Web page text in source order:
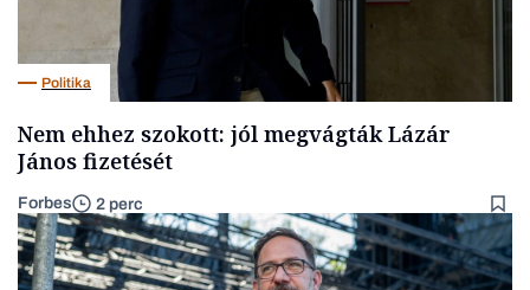
Politika
Nem ehhez szokott: jól megvágták Lázár
János fizetését
Forbes 2 perc